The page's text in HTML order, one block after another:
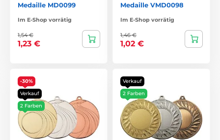
Medaille MD0099
Im E-Shop vorrätig
1,54 €
1,23 €
Medaille VMD0098
Im E-Shop vorrätig
1,46 €
1,02 €
-30%
Verkauf
2 Farben
Verkauf
2 Farben